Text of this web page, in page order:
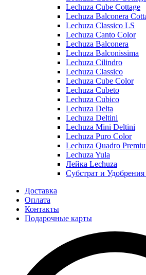
Lechuza Cube Cottage
Lechuza Balconera
Lechuza Classico LS
Lechuza Canto Color
Lechuza Balconera
Lechuza Balconissima
Lechuza Cilindro
Lechuza Classico
Lechuza Cube Color
Lechuza Cubeto
Lechuza Cubico
Lechuza Delta
Lechuza Deltini
Lechuza Mini Deltini
Lechuza Puro Color
Lechuza Quadro
Lechuza Yula
Лейка Lechuza
Субстрат и Удобрения
Доставка
Оплата
Контакты
Подарочные карты